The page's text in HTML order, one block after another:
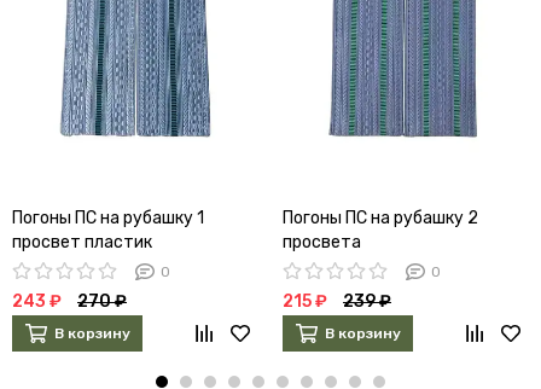
Погоны ПС на рубашку 1
просвет пластик
0
243 ₽ 270 ₽
В корзину
Погоны ПС на рубашку 2
просвета
0
215 ₽ 239 ₽
В корзину